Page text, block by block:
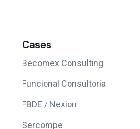
Cases
Becomex Consulting
Funcional Consultoria
FBDE / Nexion
Sercompe